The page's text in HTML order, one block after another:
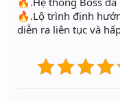
🔥.Lộ trình định
diễn ra liên tục và